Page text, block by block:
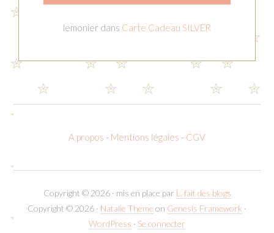
lemonier dans Carte Cadeau SILVER
A propos - Mentions légales - CGV
Copyright © 2026 · mis en place par L. fait des blogs
Copyright © 2026 · Natalie Theme on Genesis Framework ·
WordPress · Se connecter